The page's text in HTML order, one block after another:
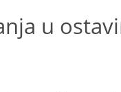
u